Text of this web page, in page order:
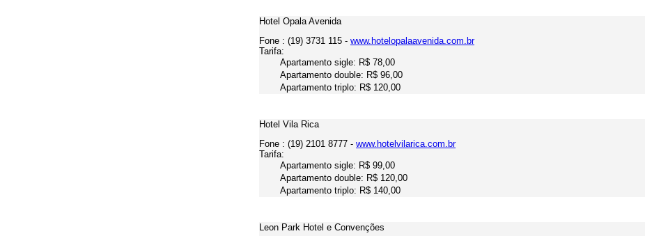
Hotel Opala Avenida
Fone : (19) 3731 115 - www.hotelopalaavenida.com.br
Tarifa:
Apartamento sigle: R$ 78,00
Apartamento double: R$ 96,00
Apartamento triplo: R$ 120,00
Hotel Vila Rica
Fone : (19) 2101 8777 - www.hotelvilarica.com.br
Tarifa:
Apartamento sigle: R$ 99,00
Apartamento double: R$ 120,00
Apartamento triplo: R$ 140,00
Leon Park Hotel e Convenções